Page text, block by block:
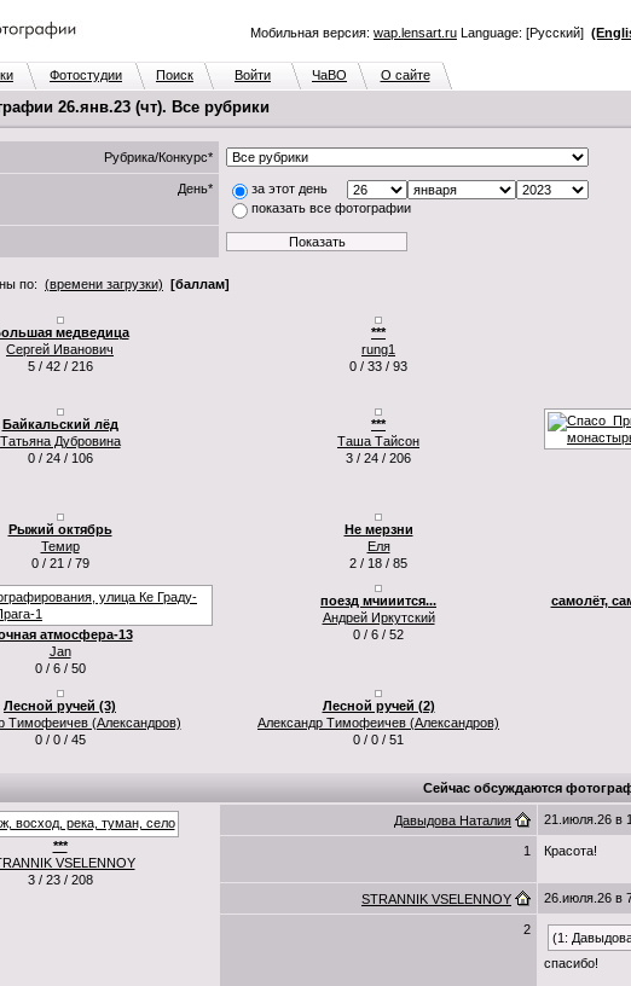
Мобильная версия: wap.lensart.ru Language: [Русский]
Фотостудии Поиск Войти ЧаВО О сайте
26.янв.23 (чт). Все рубрики
Рубрика/Конкурс*
День*
за этот день
показать все фотографии
по: (времени загрузки) [баллам]
медведица
Сергей Иванович
5 / 42 / 216
***
rung1
0 / 33 / 93
Байкальский лёд
Татьяна Дубровина
0 / 24 / 106
***
Таша Тайсон
3 / 24 / 206
Рыжий октябрь
Темир
0 / 21 / 79
Не мерзни
Еля
2 / 18 / 85
атмосфера-13
Jan
0 / 6 / 50
поезд мчииится...
Андрей Иркутский
0 / 6 / 52
самолёт,
Лесной ручей (3)
Тимофеичев (Александров)
0 / 0 / 45
Лесной ручей (2)
Александр Тимофеичев (Александров)
0 / 0 / 51
Сейчас обсуждаются
***
VSELENNOY
3 / 23 / 208
Давыдова Наталия 21.июля.26 в
1 Красота!
STRANNIK VSELENNOY 26.июля.26 в
2
(1:
спасибо!